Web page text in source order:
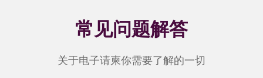
常见问题解答
关于电子请柬你需要了解的一切